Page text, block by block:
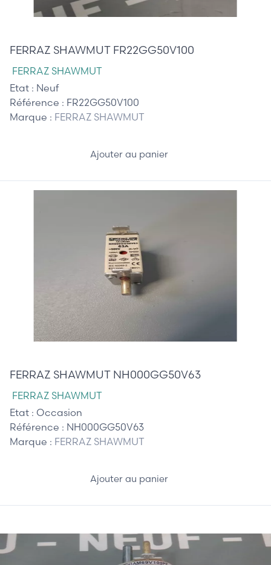
FERRAZ SHAWMUT FR22GG50V100
FERRAZ SHAWMUT
Etat : Neuf
Référence : FR22GG50V100
Marque : FERRAZ SHAWMUT
Ajouter au panier
FERRAZ SHAWMUT NH000GG50V63
FERRAZ SHAWMUT
Etat : Occasion
Référence : NH000GG50V63
Marque : FERRAZ SHAWMUT
Ajouter au panier